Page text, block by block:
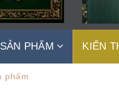
SẢN PHẨM KIẾN
phẩm